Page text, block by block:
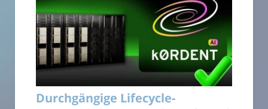
Durchgängige Lifecycle-